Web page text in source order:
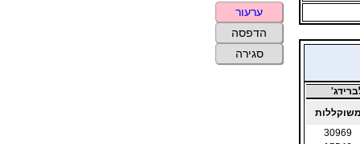
משוקללות
30969
ערעור
הדפסה
סגירה